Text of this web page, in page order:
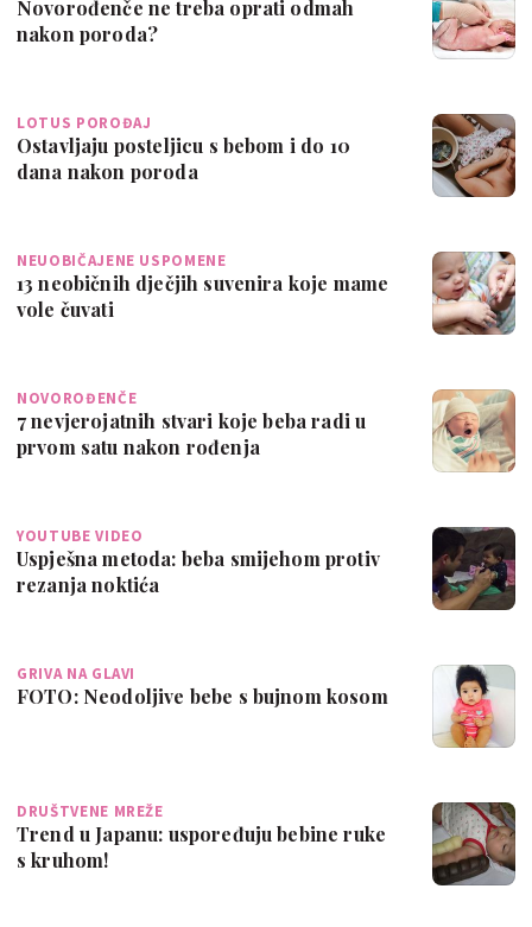
Novorođenče ne treba oprati odmah
nakon poroda?
LOTUS POROĐAJ
Ostavljaju posteljicu s bebom i do 10
dana nakon poroda
NEUOBIČAJENE USPOMENE
13 neobičnih dječjih suvenira koje mame
vole čuvati
NOVOROĐENČE
7 nevjerojatnih stvari koje beba radi u
prvom satu nakon rođenja
YOUTUBE VIDEO
Uspješna metoda: beba smijehom protiv
rezanja noktića
GRIVA NA GLAVI
FOTO: Neodoljive bebe s bujnom kosom
DRUŠTVENE MREŽE
Trend u Japanu: uspoređuju bebine ruke
s kruhom!